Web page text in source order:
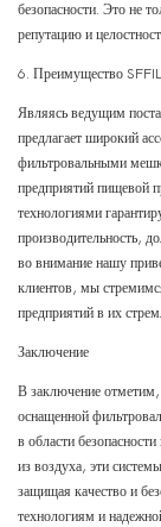
безопасности. Это не
репутацию и
6. Преимущество
Являясь ведущим
предлагает широкий
фильтровальными
предприятий пищевой
технологиями
производительность,
во внимание нашу
клиентов, мы
предприятий в их
Заключение
В заключение отметим,
оснащенной
в области
из воздуха, эти
защищая качество и
технологиям и